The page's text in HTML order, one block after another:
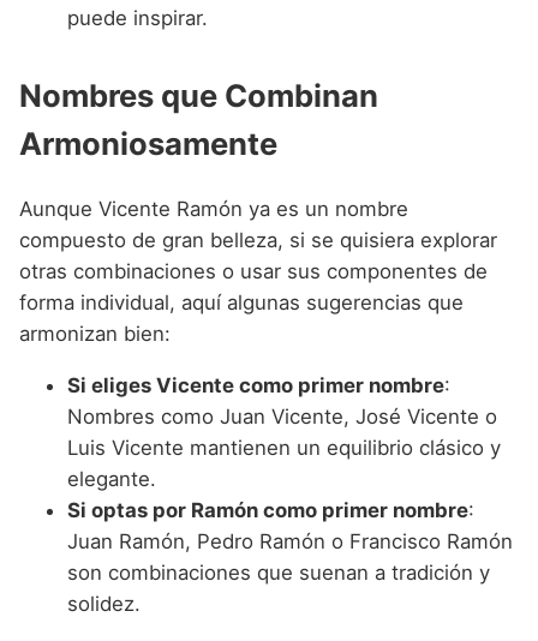
puede inspirar.
Nombres que Combinan
Armoniosamente
Aunque Vicente Ramón ya es un nombre
compuesto de gran belleza, si se quisiera explorar
otras combinaciones o usar sus componentes de
forma individual, aquí algunas sugerencias que
armonizan bien:
Si eliges Vicente como primer nombre:
Nombres como Juan Vicente, José Vicente o
Luis Vicente mantienen un equilibrio clásico y
elegante.
Si optas por Ramón como primer nombre:
Juan Ramón, Pedro Ramón o Francisco Ramón
son combinaciones que suenan a tradición y
solidez.